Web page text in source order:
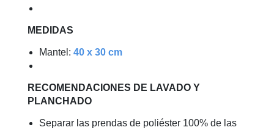
MEDIDAS
Mantel: 40 x 30 cm
RECOMENDACIONES DE LAVADO Y
PLANCHADO
Separar las prendas de poliéster 100% de las